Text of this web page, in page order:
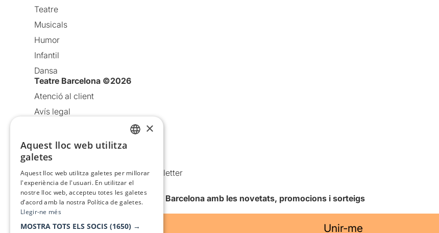
Teatre
Musicals
Humor
Infantil
Dansa
Teatre Barcelona ©2026
Atenció al client
Avís legal
Política de cookies
Condicions d’ús
Comunicacions comercials i Newsletter
Anuncia’t
Vull rebre la newsletter de Teatre Barcelona amb les novetats, promocions i sorteigs
Unir-me
×
Aquest lloc web utilitza
galetes
Aquest lloc web utilitza galetes per millorar
l'experiència de l'usuari. En utilitzar el
nostre lloc web, accepteu totes les galetes
d’acord amb la nostra Política de galetes.
Llegir-ne més
MOSTRA TOTS ELS SOCIS (1650) →